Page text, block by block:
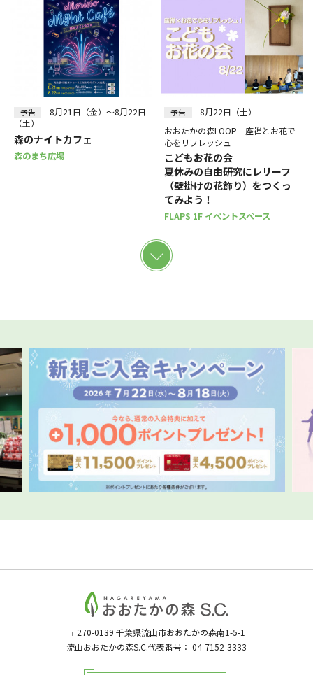
予告
8月21日（金）～8月22日
（土）
森のナイトカフェ
森のまち広場
予告
8月22日（土）
おおたかの森LOOP 座禅とお花で
心をリフレッシュ
こどもお花の会
夏休みの自由研究にレリーフ
（壁掛けの花飾り）をつくっ
てみよう！
FLAPS 1F イベントスペース
〒270-0139 千葉県流山市おおたかの森南1-5-1
流山おおたかの森S.C.代表番号： 04-7152-3333